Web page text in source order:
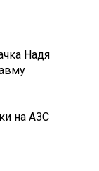
Надя
на АЗС